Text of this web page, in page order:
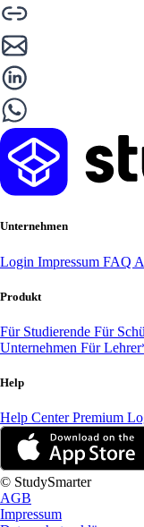
Unternehmen
Login Impressum FAQ
Produkt
Für Studierende Für
Unternehmen Für
Help
Help CenterPremium
© StudySmarter
AGB
Impressum